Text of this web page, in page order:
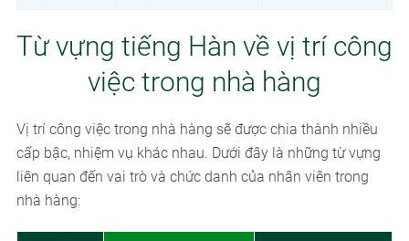
Từ vựng tiếng Hàn về vị trí công
việc trong nhà hàng
Vị trí công việc trong nhà hàng sẽ được chia thành nhiều
cấp bậc, nhiệm vụ khác nhau. Dưới đây là những từ vựng
liên quan đến vai trò và chức danh của nhân viên trong
nhà hàng: